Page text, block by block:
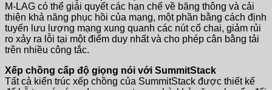
M-LAG có thể giải quyết các hạn chế về băng thông và cải
thiện khả năng phục hồi của mạng, một phần bằng cách định
tuyến lưu lượng mạng xung quanh các nút cổ chai, giảm rủi
ro xảy ra lỗi tại một điểm duy nhất và cho phép cân bằng tải
trên nhiều công tắc.
Xếp chồng cấp độ giọng nói với SummitStack
Tất cả kiến ​​trúc xếp chồng của SummitStack được thiết kế